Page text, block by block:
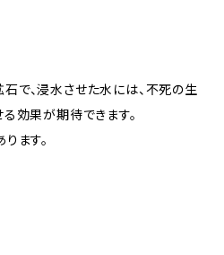
で、浸水させた水には、不死の生
効果が期待できます。
ます。